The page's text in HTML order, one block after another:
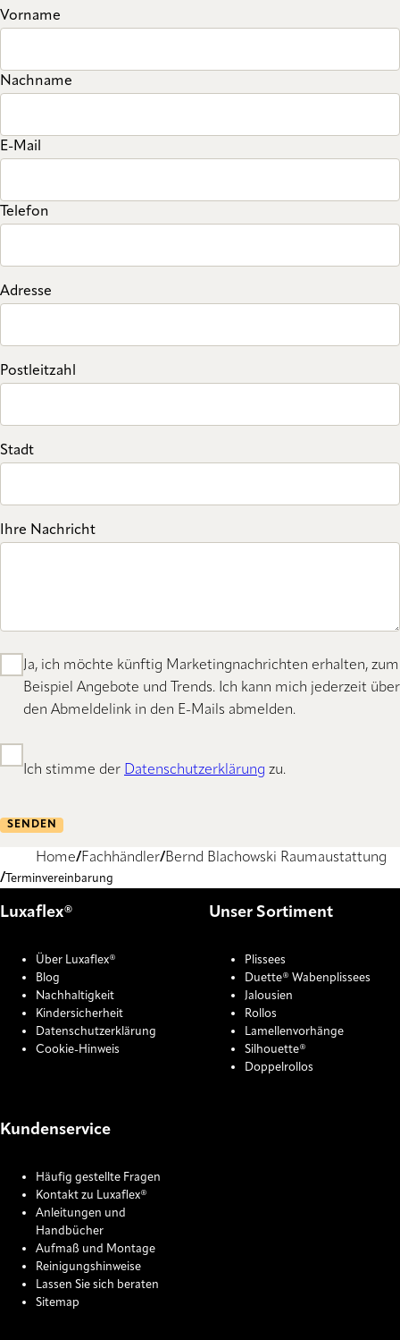
Vorname
Nachname
E-Mail
Telefon
Adresse
Postleitzahl
Stadt
Ihre Nachricht
Ja, ich möchte künftig Marketingnachrichten erhalten, zum
Beispiel Angebote und Trends. Ich kann mich jederzeit über
den Abmeldelink in den E-Mails abmelden.
Ich stimme der Datenschutzerklärung zu.
SENDEN
Home Fachhändler Bernd Blachowski Raumaustattung
Terminvereinbarung
Luxaflex®
Über Luxaflex®
Blog
Nachhaltigkeit
Kindersicherheit
Datenschutzerklärung
Cookie-Hinweis
Unser Sortiment
Plissees
Duette® Wabenplissees
Jalousien
Rollos
Lamellenvorhänge
Silhouette®
Doppelrollos
Kundenservice
Häufig gestellte Fragen
Kontakt zu Luxaflex®
Anleitungen und
Handbücher
Aufmaß und Montage
Reinigungshinweise
Lassen Sie sich beraten
Sitemap